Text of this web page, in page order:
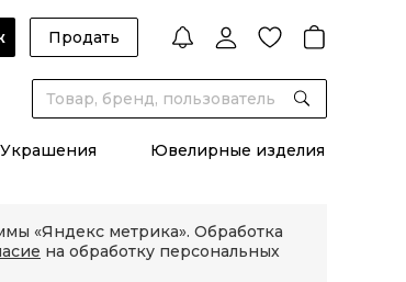
Продать
Украшения Ювелирные изделия
«Яндекс метрика». Обработка
на обработку персональных